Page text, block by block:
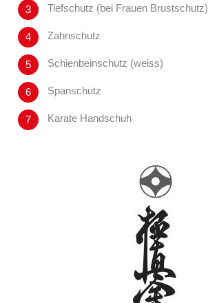
Tiefschutz (bei Frauen Brustschutz)
Zahnschutz
Schienbeinschutz (weiss)
Spanschutz
Karate Handschuh